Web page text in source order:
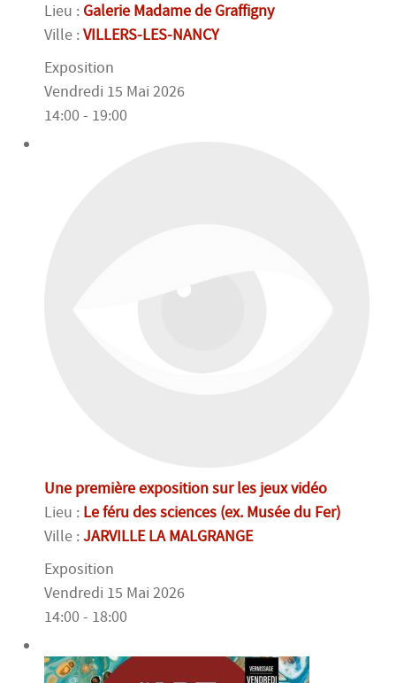
Lieu : Galerie Madame de Graffigny
Ville : VILLERS-LES-NANCY
Exposition
Vendredi 15 Mai 2026
14:00 - 19:00
Une première exposition sur les jeux vidéo
Lieu : Le féru des sciences (ex. Musée du Fer)
Ville : JARVILLE LA MALGRANGE
Exposition
Vendredi 15 Mai 2026
14:00 - 18:00